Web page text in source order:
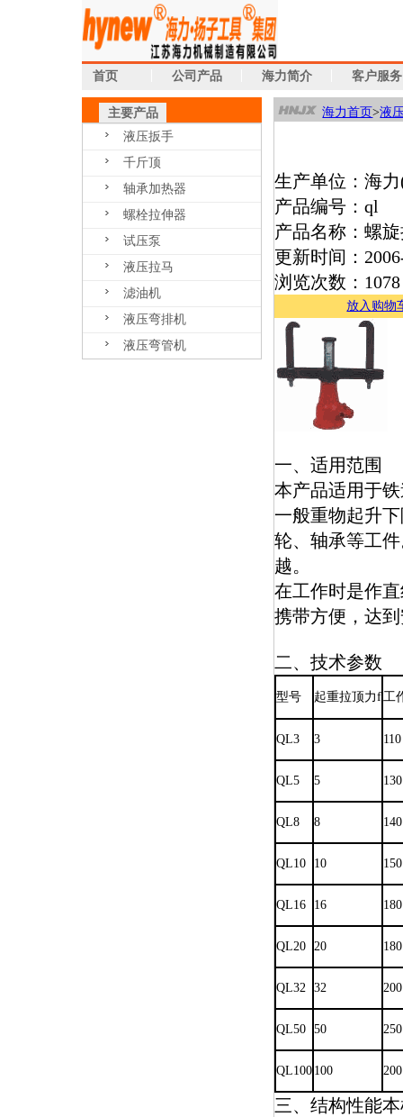
首页 公司产品 海力简介 客户服务
主要产品
液压扳手
千斤顶
轴承加热器
螺栓拉伸器
试压泵
液压拉马
滤油机
液压弯排机
液压弯管机
海力首页>液
生产单位：海
产品编号：ql
产品名称：螺
更新时间：
浏览次数：1078
放入购物
一、适用范围
本产品适用于
一般重物起升
轮、轴承等工
越。
在工作时是作
携带方便，达
二、技术参数
型号 起重拉顶力f工
QL3 3 110
QL5 5 130
QL8 8 140
QL10 10 150
QL16 16 180
QL20 20 180
QL32 32 200
QL50 50 250
QL100 100 200
三、结构性能